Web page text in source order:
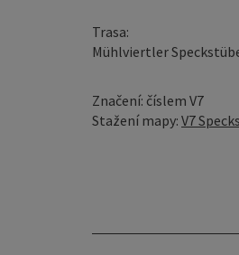
Trasa:
Mühlviertler
Značení: číslem V7
Stažení mapy: V7